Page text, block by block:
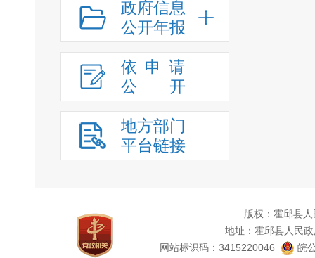
政府信息
公开年报
依申请
公
开
地方部门
平台链接
版权：霍邱县
地址：霍邱县人民
网站标识码：3415220046
皖